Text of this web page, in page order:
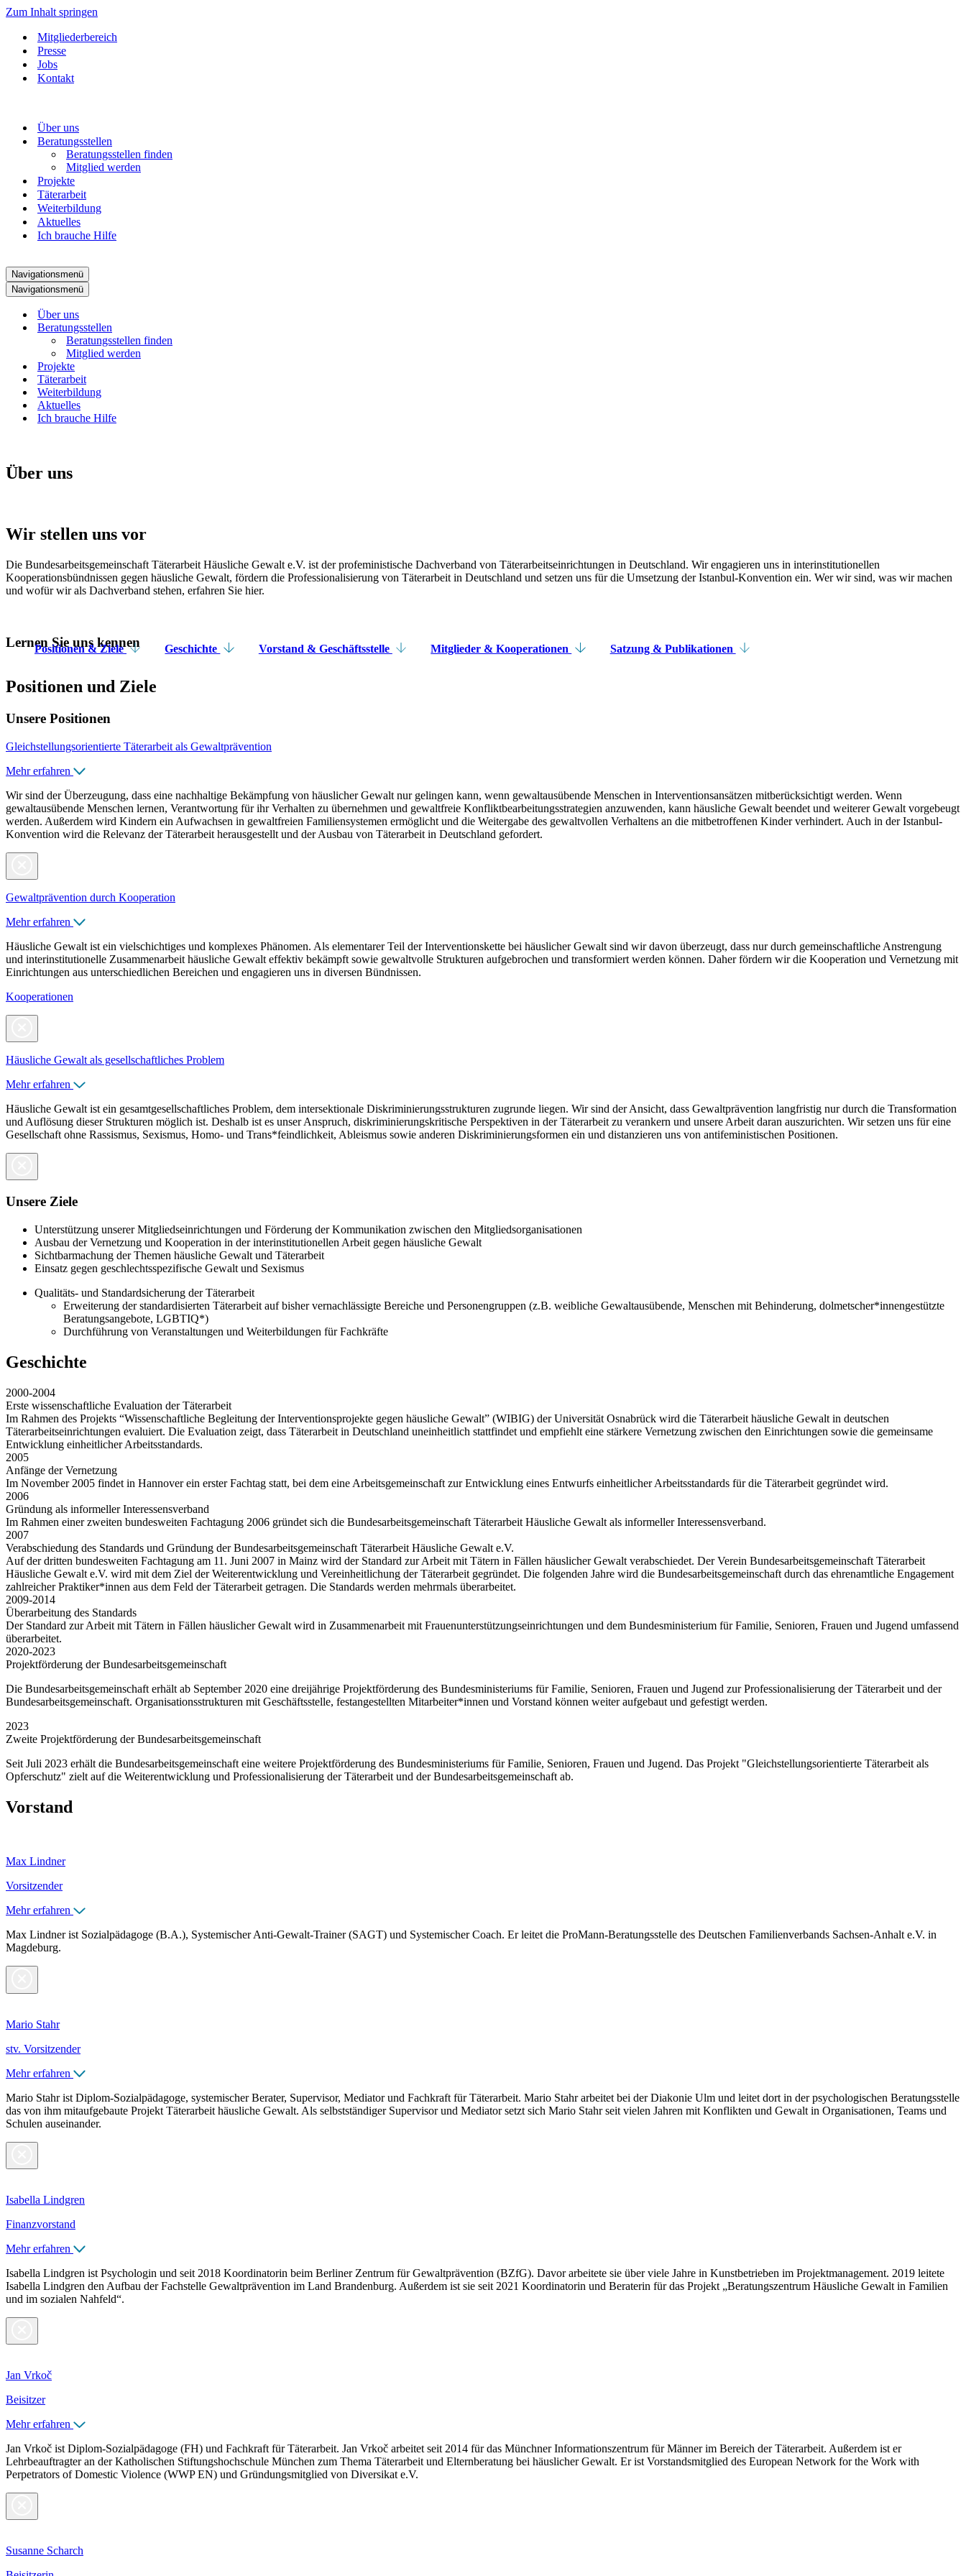
Zum Inhalt springen
Mitgliederbereich
Presse
Jobs
Kontakt
Über uns
Beratungsstellen
Beratungsstellen finden
Mitglied werden
Projekte
Täterarbeit
Weiterbildung
Aktuelles
Ich brauche Hilfe
Navigationsmenü
Navigationsmenü
Über uns
Beratungsstellen
Beratungsstellen finden
Mitglied werden
Projekte
Täterarbeit
Weiterbildung
Aktuelles
Ich brauche Hilfe
Über uns
Wir stellen uns vor
Die Bundesarbeitsgemeinschaft Täterarbeit Häusliche Gewalt e.V. ist der profeministische Dachverband von Täterarbeitseinrichtungen in Deutschland. Wir engagieren uns in interinstitutionellen
Kooperationsbündnissen gegen häusliche Gewalt, fördern die Professionalisierung von Täterarbeit in Deutschland und setzen uns für die Umsetzung der Istanbul-Konvention ein. Wer wir sind, was wir machen
und wofür wir als Dachverband stehen, erfahren Sie hier.
Lernen Sie uns kennen
Positionen & Ziele Geschichte Vorstand & Geschäftsstelle Mitglieder & Kooperationen Satzung & Publikationen
Positionen und Ziele
Unsere Positionen
Gleichstellungsorientierte Täterarbeit als Gewaltprävention
Mehr erfahren
Wir sind der Überzeugung, dass eine nachhaltige Bekämpfung von häuslicher Gewalt nur gelingen kann, wenn gewaltausübende Menschen in Interventionsansätzen mitberücksichtigt werden. Wenn
gewaltausübende Menschen lernen, Verantwortung für ihr Verhalten zu übernehmen und gewaltfreie Konfliktbearbeitungsstrategien anzuwenden, kann häusliche Gewalt beendet und weiterer Gewalt vorgebeugt
werden. Außerdem wird Kindern ein Aufwachsen in gewaltfreien Familiensystemen ermöglicht und die Weitergabe des gewaltvollen Verhaltens an die mitbetroffenen Kinder verhindert. Auch in der Istanbul-
Konvention wird die Relevanz der Täterarbeit herausgestellt und der Ausbau von Täterarbeit in Deutschland gefordert.
Gewaltprävention durch Kooperation
Mehr erfahren
Häusliche Gewalt ist ein vielschichtiges und komplexes Phänomen. Als elementarer Teil der Interventionskette bei häuslicher Gewalt sind wir davon überzeugt, dass nur durch gemeinschaftliche Anstrengung
und interinstitutionelle Zusammenarbeit häusliche Gewalt effektiv bekämpft sowie gewaltvolle Strukturen aufgebrochen und transformiert werden können. Daher fördern wir die Kooperation und Vernetzung mit
Einrichtungen aus unterschiedlichen Bereichen und engagieren uns in diversen Bündnissen.
Kooperationen
Häusliche Gewalt als gesellschaftliches Problem
Mehr erfahren
Häusliche Gewalt ist ein gesamtgesellschaftliches Problem, dem intersektionale Diskriminierungsstrukturen zugrunde liegen. Wir sind der Ansicht, dass Gewaltprävention langfristig nur durch die Transformation
und Auflösung dieser Strukturen möglich ist. Deshalb ist es unser Anspruch, diskriminierungskritische Perspektiven in der Täterarbeit zu verankern und unsere Arbeit daran auszurichten. Wir setzen uns für eine
Gesellschaft ohne Rassismus, Sexismus, Homo- und Trans*feindlichkeit, Ableismus sowie anderen Diskriminierungsformen ein und distanzieren uns von antifeministischen Positionen.
Unsere Ziele
Unterstützung unserer Mitgliedseinrichtungen und Förderung der Kommunikation zwischen den Mitgliedsorganisationen
Ausbau der Vernetzung und Kooperation in der interinstitutionellen Arbeit gegen häusliche Gewalt
Sichtbarmachung der Themen häusliche Gewalt und Täterarbeit
Einsatz gegen geschlechtsspezifische Gewalt und Sexismus
Qualitäts- und Standardsicherung der Täterarbeit
Erweiterung der standardisierten Täterarbeit auf bisher vernachlässigte Bereiche und Personengruppen (z.B. weibliche Gewaltausübende, Menschen mit Behinderung, dolmetscher*innengestützte
Beratungsangebote, LGBTIQ*)
Durchführung von Veranstaltungen und Weiterbildungen für Fachkräfte
Geschichte
2000-2004
Erste wissenschaftliche Evaluation der Täterarbeit
Im Rahmen des Projekts “Wissenschaftliche Begleitung der Interventionsprojekte gegen häusliche Gewalt” (WIBIG) der Universität Osnabrück wird die Täterarbeit häusliche Gewalt in deutschen
Täterarbeitseinrichtungen evaluiert. Die Evaluation zeigt, dass Täterarbeit in Deutschland uneinheitlich stattfindet und empfiehlt eine stärkere Vernetzung zwischen den Einrichtungen sowie die gemeinsame
Entwicklung einheitlicher Arbeitsstandards.
2005
Anfänge der Vernetzung
Im November 2005 findet in Hannover ein erster Fachtag statt, bei dem eine Arbeitsgemeinschaft zur Entwicklung eines Entwurfs einheitlicher Arbeitsstandards für die Täterarbeit gegründet wird.
2006
Gründung als informeller Interessensverband
Im Rahmen einer zweiten bundesweiten Fachtagung 2006 gründet sich die Bundesarbeitsgemeinschaft Täterarbeit Häusliche Gewalt als informeller Interessensverband.
2007
Verabschiedung des Standards und Gründung der Bundesarbeits­gemeinschaft Täterarbeit Häusliche Gewalt e.V.
Auf der dritten bundesweiten Fachtagung am 11. Juni 2007 in Mainz wird der Standard zur Arbeit mit Tätern in Fällen häuslicher Gewalt verabschiedet. Der Verein Bundesarbeitsgemeinschaft Täterarbeit
Häusliche Gewalt e.V. wird mit dem Ziel der Weiterentwicklung und Vereinheitlichung der Täterarbeit gegründet. Die folgenden Jahre wird die Bundesarbeitsgemeinschaft durch das ehrenamtliche Engagement
zahlreicher Praktiker*innen aus dem Feld der Täterarbeit getragen. Die Standards werden mehrmals überarbeitet.
2009-2014
Überarbeitung des Standards
Der Standard zur Arbeit mit Tätern in Fällen häuslicher Gewalt wird in Zusammenarbeit mit Frauenunterstützungseinrichtungen und dem Bundesministerium für Familie, Senioren, Frauen und Jugend umfassend
überarbeitet.
2020-2023
Projektförderung der Bundesarbeits­gemeinschaft
Die Bundesarbeitsgemeinschaft erhält ab September 2020 eine dreijährige Projektförderung des Bundesministeriums für Familie, Senioren, Frauen und Jugend zur Professionalisierung der Täterarbeit und der
Bundesarbeitsgemeinschaft. Organisationsstrukturen mit Geschäftsstelle, festangestellten Mitarbeiter*innen und Vorstand können weiter aufgebaut und gefestigt werden.
2023
Zweite Projektförderung der Bundesarbeits­gemeinschaft
Seit Juli 2023 erhält die Bundesarbeitsgemeinschaft eine weitere Projektförderung des Bundesministeriums für Familie, Senioren, Frauen und Jugend. Das Projekt "Gleichstellungsorientierte Täterarbeit als
Opferschutz" zielt auf die Weiterentwicklung und Professionalisierung der Täterarbeit und der Bundesarbeitsgemeinschaft ab.
Vorstand
Max Lindner
Vorsitzender
Mehr erfahren
Max Lindner ist Sozialpädagoge (B.A.), Systemischer Anti-Gewalt-Trainer (SAGT) und Systemischer Coach. Er leitet die ProMann-Beratungsstelle des Deutschen Familienverbands Sachsen-Anhalt e.V. in
Magdeburg.
Mario Stahr
stv. Vorsitzender
Mehr erfahren
Mario Stahr ist Diplom-Sozialpädagoge, systemischer Berater, Supervisor, Mediator und Fachkraft für Täterarbeit. Mario Stahr arbeitet bei der Diakonie Ulm und leitet dort in der psychologischen Beratungsstelle
das von ihm mitaufgebaute Projekt Täterarbeit häusliche Gewalt. Als selbstständiger Supervisor und Mediator setzt sich Mario Stahr seit vielen Jahren mit Konflikten und Gewalt in Organisationen, Teams und
Schulen auseinander.
Isabella Lindgren
Finanzvorstand
Mehr erfahren
Isabella Lindgren ist Psychologin und seit 2018 Koordinatorin beim Berliner Zentrum für Gewaltprävention (BZfG). Davor arbeitete sie über viele Jahre in Kunstbetrieben im Projektmanagement. 2019 leitete
Isabella Lindgren den Aufbau der Fachstelle Gewaltprävention im Land Brandenburg. Außerdem ist sie seit 2021 Koordinatorin und Beraterin für das Projekt „Beratungszentrum Häusliche Gewalt in Familien
und im sozialen Nahfeld“.
Jan Vrkoč
Beisitzer
Mehr erfahren
Jan Vrkoč ist Diplom-Sozialpädagoge (FH) und Fachkraft für Täterarbeit. Jan Vrkoč arbeitet seit 2014 für das Münchner Informationszentrum für Männer im Bereich der Täterarbeit. Außerdem ist er
Lehrbeauftragter an der Katholischen Stiftungshochschule München zum Thema Täterarbeit und Elternberatung bei häuslicher Gewalt. Er ist Vorstandsmitglied des European Network for the Work with
Perpetrators of Domestic Violence (WWP EN) und Gründungsmitglied von Diversikat e.V.
Susanne Scharch